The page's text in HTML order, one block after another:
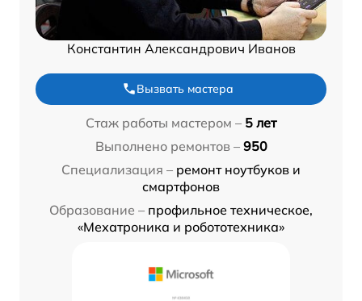
Константин Александрович Иванов
Вызвать мастера
Стаж работы мастером – 5 лет
Выполнено ремонтов – 950
Специализация – ремонт ноутбуков и
смартфонов
Образование – профильное техническое,
«Мехатроника и робототехника»